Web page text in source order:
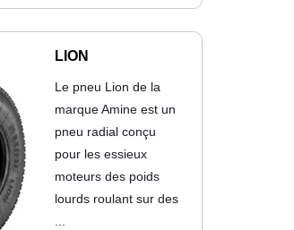
LION
Le pneu Lion de la
marque Amine est un
pneu radial conçu
pour les essieux
moteurs des poids
lourds roulant sur des
...